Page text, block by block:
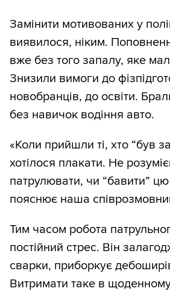
Замінити мотивованих у
виявилося, ніким.
вже без того запалу, яке
Знизили вимоги до
новобранців, до освіти.
без навичок водіння авто.
«Коли прийшли ті, хто “був
хотілося плакати. Не
патрулювати, чи “бавити”
пояснює наша
Тим часом робота
постійний стрес. Він
сварки, приборкує
Витримати таке в